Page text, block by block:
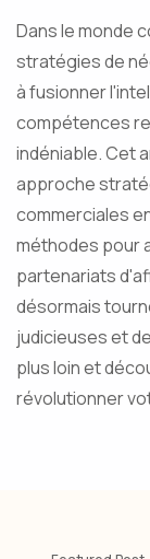
Dans le monde
stratégies de
à fusionner
compétences
indéniable. Cet
approche
commerciales
méthodes pour
partenariats
désormais
judicieuses et
plus loin et
révolutionner